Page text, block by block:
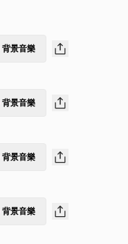
背景音樂
背景音樂
背景音樂
背景音樂